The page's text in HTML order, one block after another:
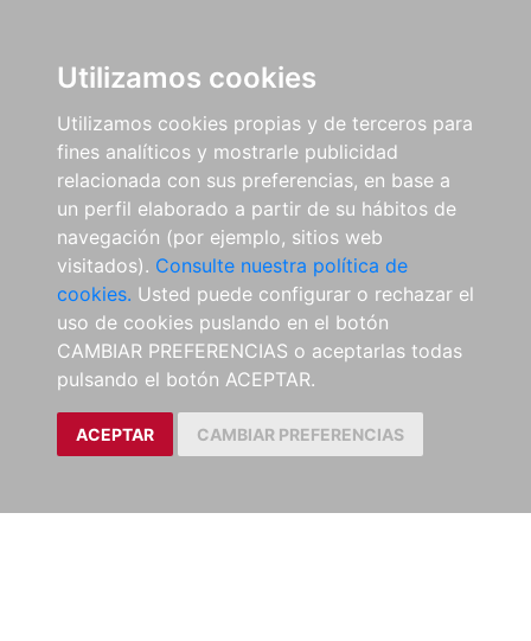
Utilizamos cookies
Utilizamos cookies propias y de terceros para
fines analíticos y mostrarle publicidad
relacionada con sus preferencias, en base a
un perfil elaborado a partir de su hábitos de
navegación (por ejemplo, sitios web
visitados). Consulte nuestra política de
cookies. Usted puede configurar o rechazar el
uso de cookies puslando en el botón
CAMBIAR PREFERENCIAS o aceptarlas todas
pulsando el botón ACEPTAR.
ACEPTAR CAMBIAR PREFERENCIAS